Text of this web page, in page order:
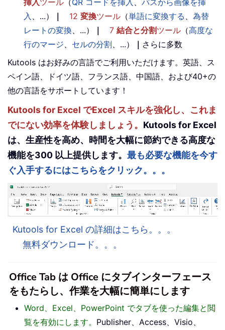
入
、...） ｜ 12 変換ツール （単語に変換する
為替
レートの変換 、...） ｜ 7 結合と分割ツール （高度な
行のマージ
セルの分割 、...） ｜ さらに多数
Kutools はお好みの言語でご利用いただけます。英語、ス
ペイン語、ドイツ語、フランス語、中国語、および40+の
他の言語をサポートしています！
Kutools for Excel でExcel スキルを強化し、これま
でにない効率を体験しましょう。 Kutools for Excel
は、生産性を高め、時間を大幅に節約できる高度な
機能を300 以上提供します。 最も必要な機能を今す
ぐ入手するにはこちらをクリック。。。
Kutools for Excel の詳細はこちら。。。
無料ダウンロード。。。
Office Tab は Office にタブインターフェース
をもたらし、作業を大幅に簡単にします
Word、Excel、PowerPoint でタブを使った編集と閲
覧を有効にします。 Publisher、Access、Visio、